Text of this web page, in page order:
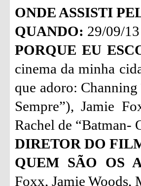
ONDE ASSISTI
QUANDO: 29/09/13
PORQUE EU
cinema da minha
que adoro:
Sempre”), Jamie
Rachel de “Batman-
DIRETOR DO
QUEM SÃO OS
Foxx, Jamie Woods,